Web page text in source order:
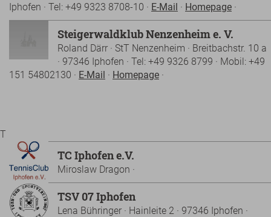
Iphofen · Tel: +49 9323 8708-10 · E-Mail · Homepage ·
Steigerwaldklub Nenzenheim e. V.
Roland Därr · StT Nenzenheim · Breitbachstr. 10 a
· 97346 Iphofen · Tel: +49 9326 8799 · Mobil: +49
151 54802130 · E-Mail · Homepage ·
T
TC Iphofen e.V.
Miroslaw Dragon ·
TSV 07 Iphofen
Lena Bühringer · Hainleite 2 · 97346 Iphofen ·